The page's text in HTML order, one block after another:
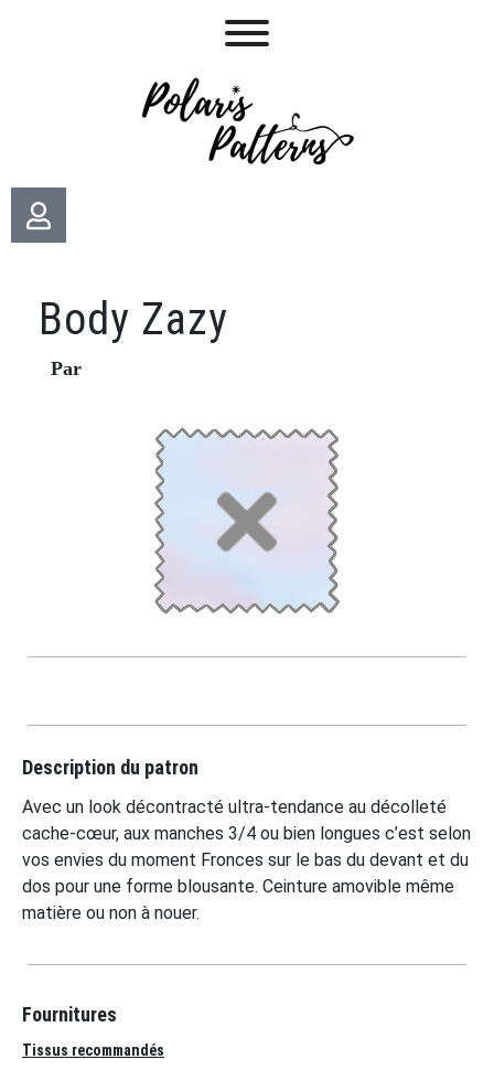
Body Zazy
Par
Description du patron
Avec un look décontracté ultra-tendance au décolleté
cache-cœur, aux manches 3/4 ou bien longues c’est selon
vos envies du moment Fronces sur le bas du devant et du
dos pour une forme blousante. Ceinture amovible même
matière ou non à nouer.
Fournitures
Tissus recommandés